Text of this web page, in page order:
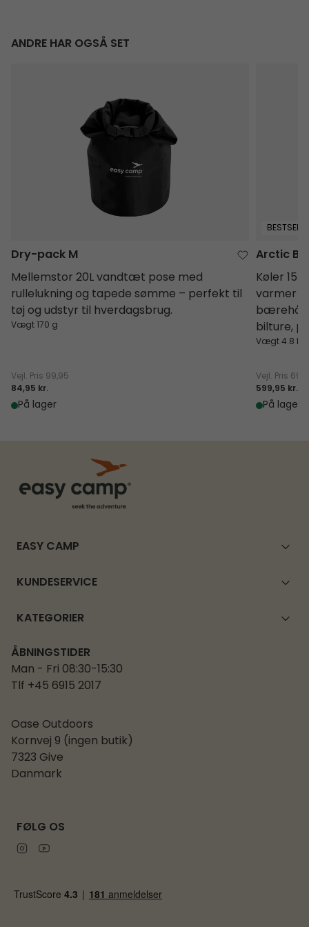
ANDRE HAR OGSÅ SET
Dry-pack M
Mellemstor 20L vandtæt pose med
rullelukning og tapede sømme – perfekt til
tøj og udstyr til hverdagsbrug.
Vægt 170 g
Vejl. Pris 99,95
84,95 kr.
På lager
Arctic
Køler
varmer
bilture,
Vægt 4.8 kg
Vejl. Pris
599,95 kr.
På lager
EASY CAMP
KUNDESERVICE
KATEGORIER
ÅBNINGSTIDER
Man - Fri 08:30-15:30
Tlf +45 6915 2017
Oase Outdoors
Kornvej 9 (ingen butik)
7323 Give
Danmark
FØLG OS
Instagram
Youtube